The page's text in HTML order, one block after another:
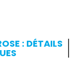
: DÉTAILS